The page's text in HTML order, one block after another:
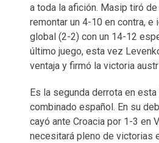
a toda la afición. Masip tiró
remontar un 4-10 en contra, e
global (2-2) con un 14-12
último juego, esta vez
ventaja y firmó la victoria
Es la segunda derrota en
combinado español. En su
cayó ante Croacia por 1-3 en
necesitará pleno de victorias